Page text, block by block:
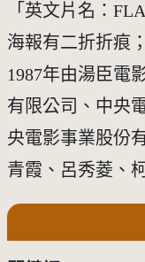
「英文片名：
海報有二折折痕
1987年由湯臣電
有限公司、中央
央電影事業股份
青霞、呂秀菱、